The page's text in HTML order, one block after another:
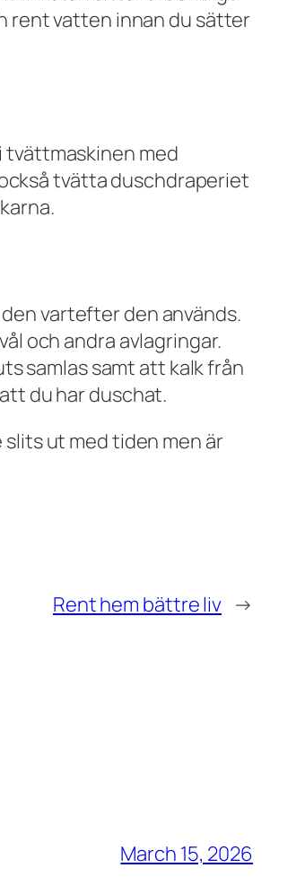
rent vatten innan du sätter
tvättmaskinen med
tvätta duschdraperiet
vartefter den används.
och andra avlagringar.
samlas samt att kalk från
du har duschat.
ut med tiden men är
Rent hem bättre liv →
March 15, 2026